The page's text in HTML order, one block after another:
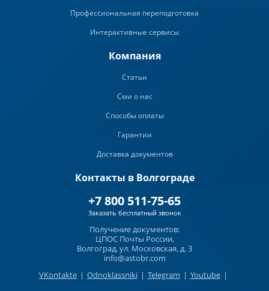
Профессиональная переподготовка
Интерактивные сервисы
Компания
Статьи
Сми о нас
Способы оплаты
Гарантии
Доставка документов
Контакты в Волгограде
+7 800 511-75-65
Заказать бесплатный звонок
Получение документов:
ЦПОС Почты России,
Волгоград, ул. Московская, д. 3
info@astobr.com
VKontakte | Odnoklassniki | Telegram | Youtube |